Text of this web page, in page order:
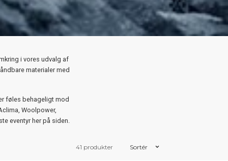
i vores udvalg af
materialer med
føles behageligt mod
Woolpower,
eventyr her på siden.
41 produkter Sortér